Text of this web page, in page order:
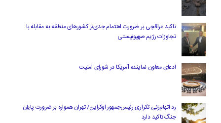
تاکید عراقچی بر ضرورت اهتمام جدی‌تر کشورهای منطقه به مقابله با
تجاوزات رژیم صهیونیستی
ادعای معاون نماینده آمریکا در شورای امنیت
رد اتهام‌زنی تکراری رئیس‌جمهور اوکراین/ تهران همواره بر ضرورت پایان
جنگ تاکید دارد